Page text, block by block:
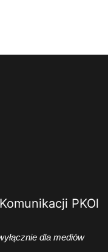
PKOl
dla mediów